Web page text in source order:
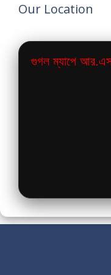
Our Location
গুগল ম্যাপে আর.এস.